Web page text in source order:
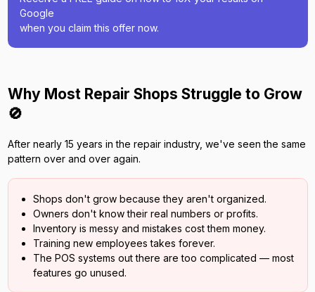
Google
when you claim this offer now.
Why Most Repair Shops Struggle to Grow
🚫
After nearly 15 years in the repair industry, we've seen the same
pattern over and over again.
Shops don't grow because they aren't organized.
Owners don't know their real numbers or profits.
Inventory is messy and mistakes cost them money.
Training new employees takes forever.
The POS systems out there are too complicated — most
features go unused.